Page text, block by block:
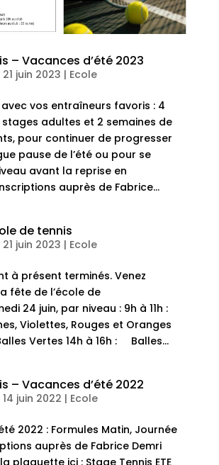
– Vacances d’été 2023
21 juin 2023 | Ecole
avec vos entraîneurs favoris : 4
adultes et 2 semaines de
pour continuer de progresser
pause de l’été ou pour se
avant la reprise en
auprès de Fabrice...
de tennis
21 juin 2023 | Ecole
à présent terminés. Venez
fête de l’école de
24 juin, par niveau : 9h à 11h :
Violettes, Rouges et Oranges
Vertes 14h à 16h : Balles...
– Vacances d’été 2022
14 juin 2022 | Ecole
2022 : Formules Matin, Journée
auprès de Fabrice Demri
plaquette ici : Stage Tennis ETE